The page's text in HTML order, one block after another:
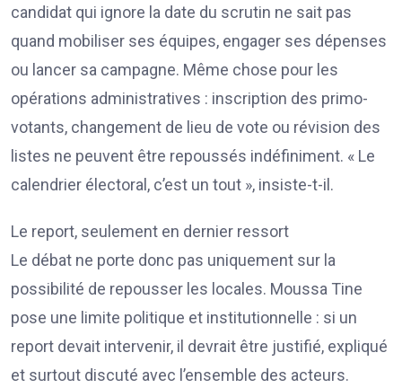
candidat qui ignore la date du scrutin ne sait pas
quand mobiliser ses équipes, engager ses dépenses
ou lancer sa campagne. Même chose pour les
opérations administratives : inscription des primo-
votants, changement de lieu de vote ou révision des
listes ne peuvent être repoussés indéfiniment. « Le
calendrier électoral, c’est un tout », insiste-t-il.
Le report, seulement en dernier ressort
Le débat ne porte donc pas uniquement sur la
possibilité de repousser les locales. Moussa Tine
pose une limite politique et institutionnelle : si un
report devait intervenir, il devrait être justifié, expliqué
et surtout discuté avec l’ensemble des acteurs.